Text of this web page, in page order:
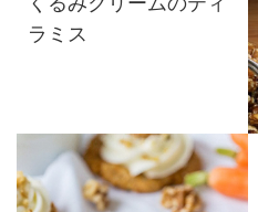
ラミス